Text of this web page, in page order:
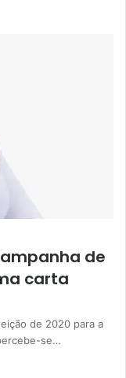
de
carta
de 2020 para a
se…